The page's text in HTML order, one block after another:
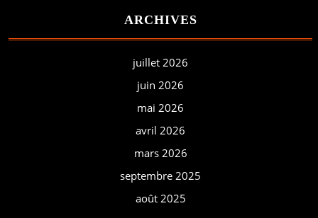
ARCHIVES
juillet 2026
juin 2026
mai 2026
avril 2026
mars 2026
septembre 2025
août 2025